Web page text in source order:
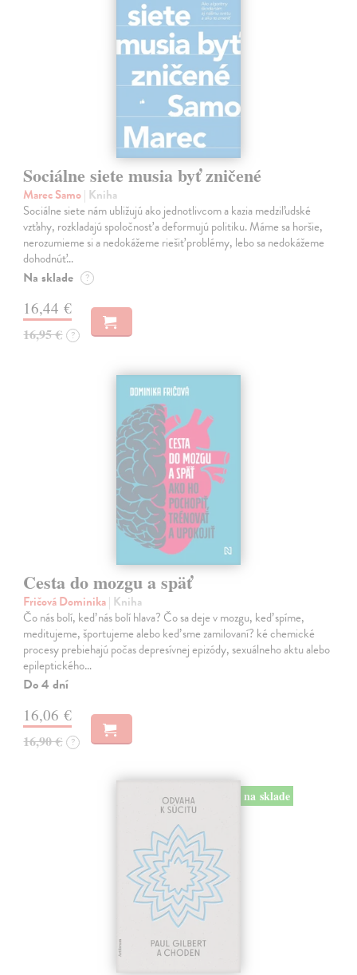
Sociálne siete musia byť zničené
Marec Samo| Kniha
Sociálne siete nám ubližujú ako jednotlivcom a kazia medziľudské
vzťahy, rozkladajú spoločnosť a deformujú politiku. Máme sa horšie,
nerozumieme si a nedokážeme riešiť problémy, lebo sa nedokážeme
dohodnúť…
Na sklade ?
16,44 €
16,95 € ?
Cesta do mozgu a späť
Fričová Dominika| Kniha
Čo nás bolí, keď nás bolí hlava? Čo sa deje v mozgu, keď spíme,
meditujeme, športujeme alebo keď sme zamilovaní? ké chemické
procesy prebiehajú počas depresívnej epizódy, sexuálneho aktu alebo
epileptického…
Do 4 dní
16,06 €
16,90 € ?
na sklade